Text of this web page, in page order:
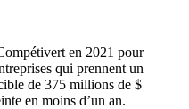
en 2021 pour
qui prennent un
de 375 millions de $
en moins d’un an.